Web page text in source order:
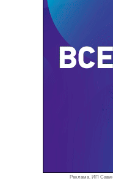
Реклама. ИП